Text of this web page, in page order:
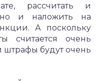
рассчитать и
но и наложить на
А поскольку
считается очень
будут очень